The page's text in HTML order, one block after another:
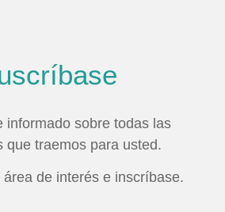
informado sobre todas las
que traemos para usted.
de interés e inscríbase.